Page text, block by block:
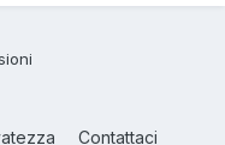
Contattaci